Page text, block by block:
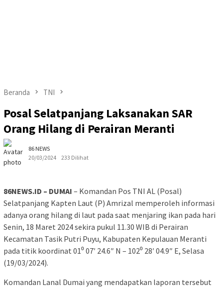
Beranda TNI
Posal Selatpanjang Laksanakan SAR
Orang Hilang di Perairan Meranti
86 NEWS
20/03/2024
233 Dilihat
86NEWS.ID – DUMAI – Komandan Pos TNI AL (Posal)
Selatpanjang Kapten Laut (P) Amrizal memperoleh informasi
adanya orang hilang di laut pada saat menjaring ikan pada hari
Senin, 18 Maret 2024 sekira pukul 11.30 WIB di Perairan
Kecamatan Tasik Putri Puyu, Kabupaten Kepulauan Meranti
pada titik koordinat 01⁰ 07′ 24.6″ N – 102⁰ 28′ 04.9″ E, Selasa
(19/03/2024).
Komandan Lanal Dumai yang mendapatkan laporan tersebut